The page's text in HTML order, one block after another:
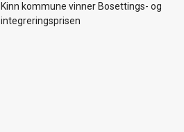
Kinn kommune vinner Bosettings- og
integreringsprisen